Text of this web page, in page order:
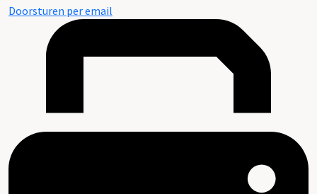
Doorsturen per email